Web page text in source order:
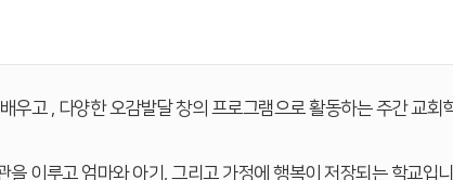
우고 , 다양한 오감발달 창의 프로그램으로 활동하는 주간 교회
이루고 엄마와 아기, 그리고 가정에 행복이 저장되는 학교입